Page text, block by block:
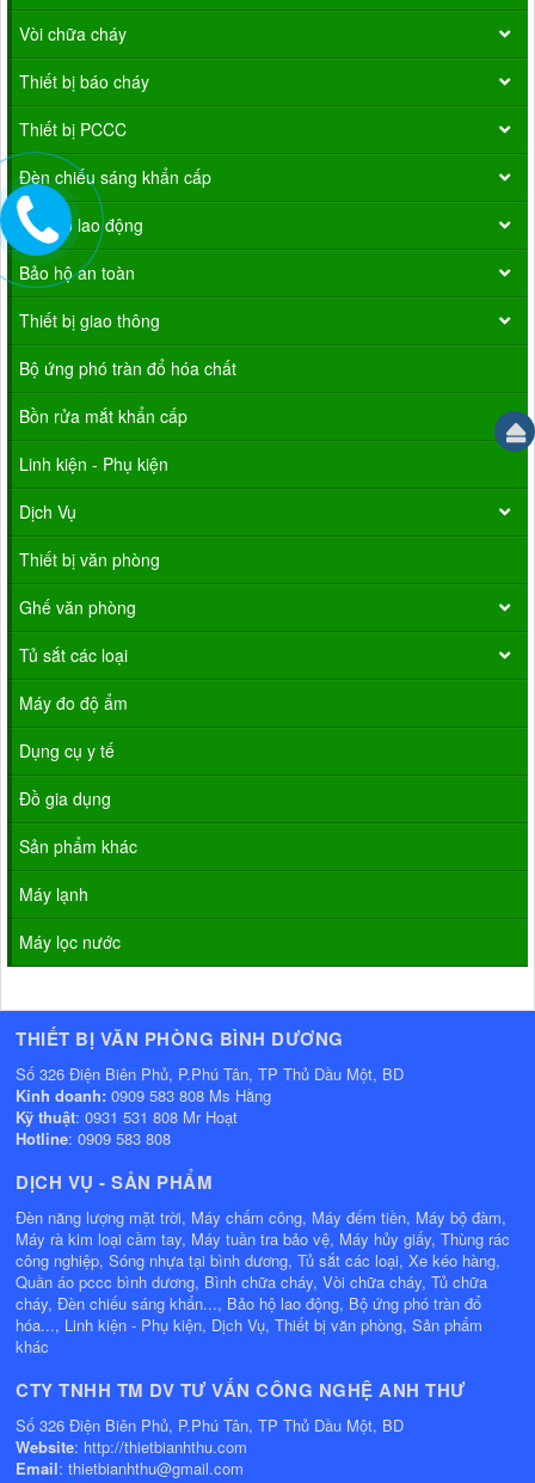
Vòi chữa cháy
Thiết bị báo cháy
Thiết bị PCCC
Đèn chiếu sáng khẩn cấp
Bảo hộ lao động
Bảo hộ an toàn
Thiết bị giao thông
Bộ ứng phó tràn đổ hóa chất
Bồn rửa mắt khẩn cấp
Linh kiện - Phụ kiện
Dịch Vụ
Thiết bị văn phòng
Ghế văn phòng
Tủ sắt các loại
Máy đo độ ẩm
Dụng cụ y tế
Đồ gia dụng
Sản phẩm khác
Máy lạnh
Máy lọc nước
THIẾT BỊ VĂN PHÒNG BÌNH DƯƠNG
Số 326 Điện Biên Phủ, P.Phú Tân, TP Thủ Dầu Một, BD
Kinh doanh: 0909 583 808 Ms Hằng
Kỹ thuật: 0931 531 808 Mr Hoạt
Hotline: 0909 583 808
DỊCH VỤ - SẢN PHẨM
Đèn năng lượng mặt trời, Máy chấm công, Máy đếm tiền, Máy bộ đàm,
Máy rà kim loại cầm tay, Máy tuần tra bảo vệ, Máy hủy giấy, Thùng rác
công nghiệp, Sóng nhựa tại bình dương, Tủ sắt các loại, Xe kéo hàng,
Quần áo pccc bình dương, Bình chữa cháy, Vòi chữa cháy, Tủ chữa
cháy, Đèn chiếu sáng khẩn..., Bảo hộ lao động, Bộ ứng phó tràn đổ
hóa..., Linh kiện - Phụ kiện, Dịch Vụ, Thiết bị văn phòng, Sản phẩm
khác
CTY TNHH TM DV TƯ VẤN CÔNG NGHỆ ANH THƯ
Số 326 Điện Biên Phủ, P.Phú Tân, TP Thủ Dầu Một, BD
Website: http://thietbianhthu.com
Email: thietbianhthu@gmail.com